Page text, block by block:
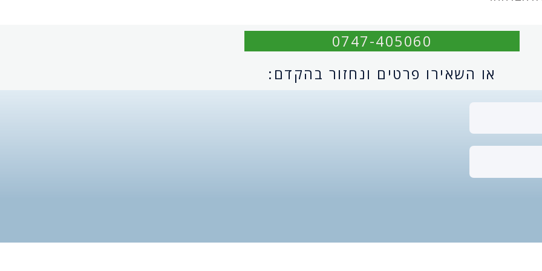
0747-405060
או השאירו פרטים ונחזור בהקדם: